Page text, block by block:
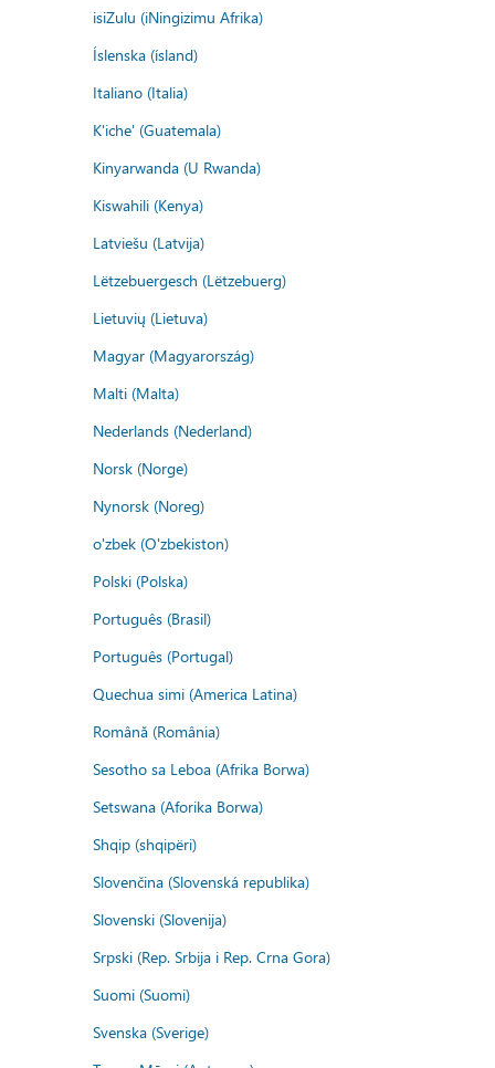
isiZulu (iNingizimu Afrika)
Íslenska (ísland)
Italiano (Italia)
K'iche' (Guatemala)
Kinyarwanda (U Rwanda)
Kiswahili (Kenya)
Latviešu (Latvija)
Lëtzebuergesch (Lëtzebuerg)
Lietuvių (Lietuva)
Magyar (Magyarország)
Malti (Malta)
Nederlands (Nederland)
Norsk (Norge)
Nynorsk (Noreg)
o'zbek (O'zbekiston)
Polski (Polska)
Português (Brasil)
Português (Portugal)
Quechua simi (America Latina)
Română (România)
Sesotho sa Leboa (Afrika Borwa)
Setswana (Aforika Borwa)
Shqip (shqipëri)
Slovenčina (Slovenská republika)
Slovenski (Slovenija)
Srpski (Rep. Srbija i Rep. Crna Gora)
Suomi (Suomi)
Svenska (Sverige)